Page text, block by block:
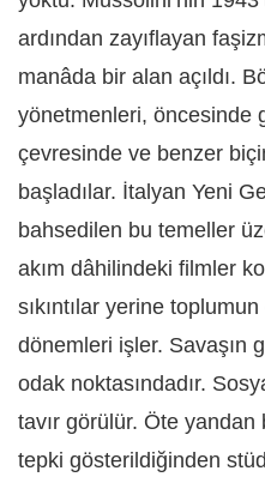
ardından zayıflayan
manâda bir alan açıldı.
yönetmenleri, öncesinde
çevresinde ve benzer
başladılar. İtalyan Yeni
bahsedilen bu temeller
akım dâhilindeki filmler
sıkıntılar yerine
dönemleri işler. Savaşın
odak noktasındadır.
tavır görülür. Öte
tepki gösterildiğinden